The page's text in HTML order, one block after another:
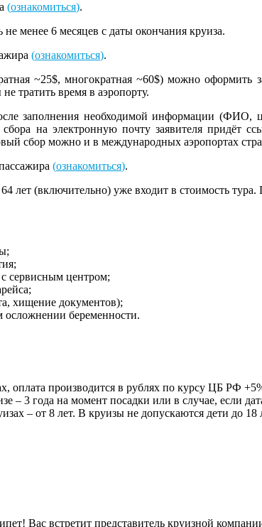
(ознакомиться).
менее 6 месяцев с даты окончания круиза.
(ознакомиться).
~25$, многократная ~60$) можно оформить
тратить время в аэропорту.
заполнения необходимой информации
на электронную почту заявителя придёт
сбор можно и в международных аэропортах
(ознакомиться).
лет (включительно) уже входит в стоимость
сервисным центром;
хищение документов);
беременности.
оплата производится в рублях по курсу ЦБ РФ
– 3 года на момент посадки или в случае, если
– от 8 лет. В круизы не допускаются дети до
Вас встретит представитель круизной